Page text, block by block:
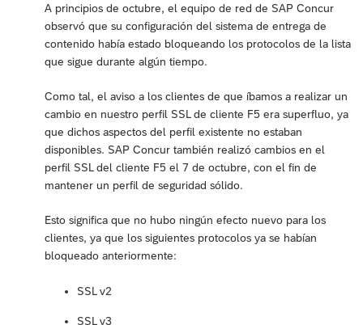
A principios de octubre, el equipo de red de SAP Concur
observó que su configuración del sistema de entrega de
contenido había estado bloqueando los protocolos de la lista
que sigue durante algún tiempo.
Como tal, el aviso a los clientes de que íbamos a realizar un
cambio en nuestro perfil SSL de cliente F5 era superfluo, ya
que dichos aspectos del perfil existente no estaban
disponibles. SAP Concur también realizó cambios en el
perfil SSL del cliente F5 el 7 de octubre, con el fin de
mantener un perfil de seguridad sólido.
Esto significa que no hubo ningún efecto nuevo para los
clientes, ya que los siguientes protocolos ya se habían
bloqueado anteriormente:
SSL v2
SSL v3